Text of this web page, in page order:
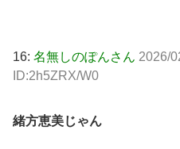
16: 名無しのぽんさん 2026/
ID:2h5ZRX/W0
緒方恵美じゃん